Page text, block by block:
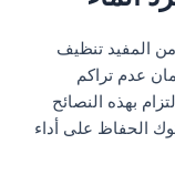
المفيد تنظيف
عدم تراكم
بهذه النصائح
الحفاظ على أداء